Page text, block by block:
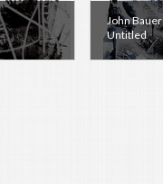
John Bauer
Untitled